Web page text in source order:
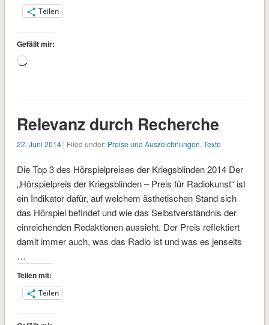
Teilen
Gefällt mir:
Wird
Relevanz durch Recherche
22. Juni 2014| Filed under: Preise und Auszeichnungen, Texte
Die Top 3 des Hörspielpreises der Kriegsblinden 2014 Der
„Hörspielpreis der Kriegsblinden – Preis für Radiokunst“ ist
ein Indikator dafür, auf welchem ästhetischen Stand sich
das Hörspiel befindet und wie das Selbstverständnis der
einreichenden Redaktionen aussieht. Der Preis reflektiert
damit immer auch, was das Radio ist und was es jenseits
…
Teilen mit:
Teilen